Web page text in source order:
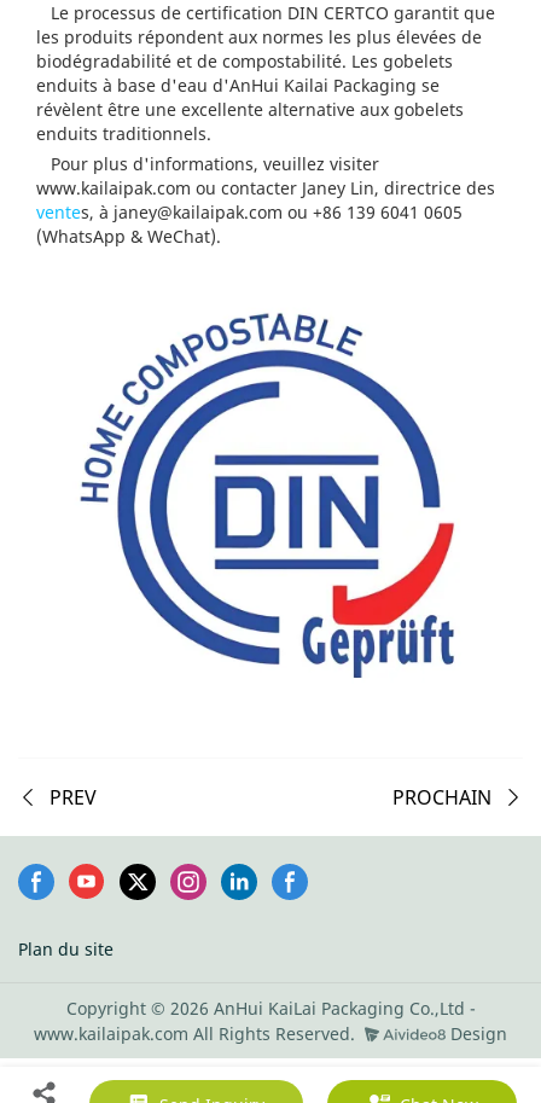
Le processus de certification DIN CERTCO garantit que
les produits répondent aux normes les plus élevées de
biodégradabilité et de compostabilité. Les gobelets
enduits à base d'eau d'AnHui Kailai Packaging se
révèlent être une excellente alternative aux gobelets
enduits traditionnels.
Pour plus d'informations, veuillez visiter
www.kailaipak.com ou contacter Janey Lin, directrice des
ventes, à janey@kailaipak.com ou +86 139 6041 0605
(WhatsApp & WeChat).
PREV PROCHAIN
Plan du site
Copyright © 2026 AnHui KaiLai Packaging Co.,Ltd -
www.kailaipak.com All Rights Reserved.
Design